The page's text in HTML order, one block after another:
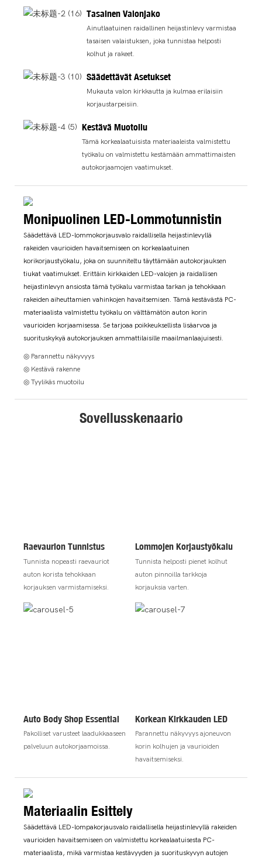
Tasainen Valonjako
Ainutlaatuinen raidallinen heijastinlevy varmistaa
tasaisen valaistuksen, joka tunnistaa helposti
kolhut ja rakeet.
Säädettävät Asetukset
Mukauta valon kirkkautta ja kulmaa erilaisiin
korjaustarpeisiin.
Kestävä Muotoilu
Tämä korkealaatuisista materiaaleista valmistettu
työkalu on valmistettu kestämään ammattimaisten
autokorjaamojen vaatimukset.
Monipuolinen LED-Lommotunnistin
Säädettävä LED-lommokorjausvalo raidallisella heijastinlevyllä
rakeiden vaurioiden havaitsemiseen on korkealaatuinen
korikorjaustyökalu, joka on suunniteltu täyttämään autokorjauksen
tiukat vaatimukset. Erittäin kirkkaiden LED-valojen ja raidallisen
heijastinlevyn ansiosta tämä työkalu varmistaa tarkan ja tehokkaan
rakeiden aiheuttamien vahinkojen havaitsemisen. Tämä kestävästä PC-
materiaalista valmistettu työkalu on välttämätön auton korin
vaurioiden korjaamisessa. Se tarjoaa poikkeuksellista lisäarvoa ja
suorituskykyä autokorjauksen ammattilaisille maailmanlaajuisesti.
◎ Parannettu näkyvyys
◎ Kestävä rakenne
◎ Tyylikäs muotoilu
Sovellusskenaario
Raevaurion Tunnistus
Tunnista nopeasti raevauriot
auton korista tehokkaan
korjauksen varmistamiseksi.
Lommojen Korjaustyökalu
Tunnista helposti pienet kolhut
auton pinnoilla tarkkoja
korjauksia varten.
Auto Body Shop Essential
Pakolliset varusteet laadukkaaseen
palveluun autokorjaamoissa.
Korkean Kirkkauden LED
Parannettu näkyvyys ajoneuvon
korin kolhujen ja vaurioiden
havaitsemiseksi.
Materiaalin Esittely
Säädettävä LED-lompakorjausvalo raidallisella heijastinlevyllä rakeiden
vaurioiden havaitsemiseen on valmistettu korkealaatuisesta PC-
materiaalista, mikä varmistaa kestävyyden ja suorituskyvyn autojen